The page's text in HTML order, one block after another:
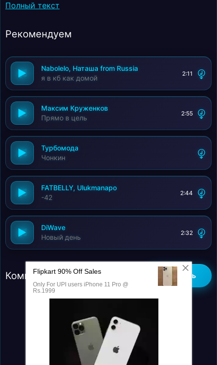
Я в КБ, как домой в будний день и выходной,
Я в КБ, как домой в будний день и выходной,
Музыка на фоне лечит лучше всяких докторов,
Этот мир совсем понятен мне не нужно ваших слов,
Градус мягко поднимает .
Полный текст
Рекомендуем
Nabolelo, Наташа from Russia
я в кб как домой
2:11
Максим Круженков
Прямо в цель
2:55
Турбомода
Чонкин
FATBELLY, Ulukmanapo
-42
2:44
DiWave
Новый день
2:32
Комментарии (0) Добавить